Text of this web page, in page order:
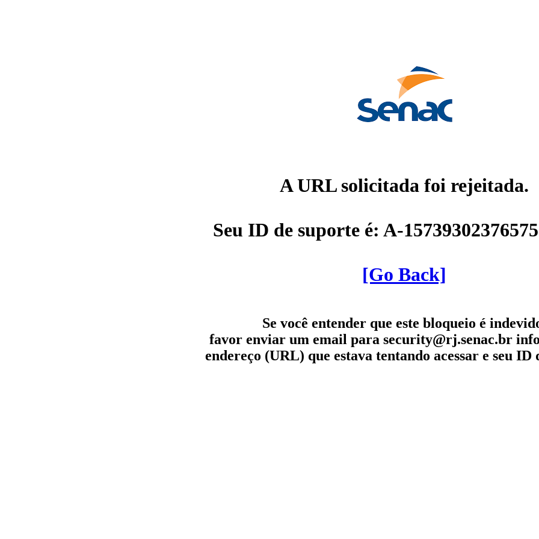
A URL solicitada foi rejeitada.
Seu ID de suporte é: A-
[Go Back]
Se você entender que este bloqueio é
favor enviar um email para security@rj.senac.br
endereço (URL) que estava tentando acessar e seu ID